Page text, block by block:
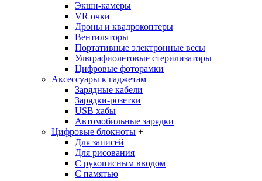
Экшн-камеры
VR очки
Дроны и квадрокоптеры
Вентиляторы
Портативные электронные весы
Ультрафиолетовые стерилизаторы
Цифровые фоторамки
Аксессуары к гаджетам +
Зарядные кабели
Зарядки-розетки
USB хабы
Автомобильные зарядки
Цифровые блокноты +
Для записей
Для рисования
С рукописным вводом
С памятью